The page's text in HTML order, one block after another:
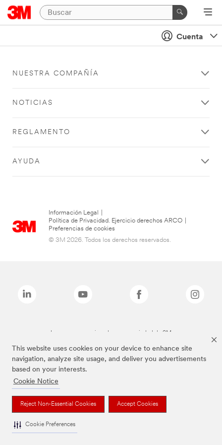
This website uses cookies on your device to enhance site
navigation, analyze site usage, and deliver you advertisements
based on your interests.
Cookie Notice
Reject Non-Essential Cookies Accept Cookies
Cookie Preferences
Cuenta
NUESTRA COMPAÑÍA
NOTICIAS
REGLAMENTO
AYUDA
Información Legal
Política de Privacidad. Ejercicio derechos ARCO
Preferencias de cookies
© 3M 2026. Todos los derechos reservados.
Las marcas mencionadas son propiedad de 3M